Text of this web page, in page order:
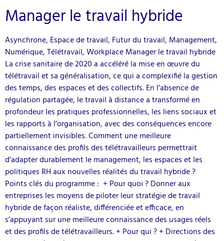
Manager le travail hybride
Asynchrone, Espace de travail, Futur du travail, Management,
Numérique, Télétravail, Workplace Manager le travail hybride
La crise sanitaire de 2020 a accéléré la mise en œuvre du
télétravail et sa généralisation, ce qui a complexifié la gestion
des temps, des espaces et des collectifs. En l’absence de
régulation partagée, le travail à distance a transformé en
profondeur les pratiques professionnelles, les liens sociaux et
les rapports à l’organisation, avec des conséquences encore
partiellement invisibles. Comment une meilleure
connaissance des profils des télétravailleurs permettrait
d’adapter durablement le management, les espaces et les
politiques RH aux nouvelles réalités du travail hybride ?
Points clés du programme : + Pour quoi ? Donner aux
entreprises les moyens de piloter leur stratégie de travail
hybride de façon réaliste, différenciée et efficace, en
s’appuyant sur une meilleure connaissance des usages réels
et des profils de télétravailleurs. + Pour qui ? + Directions des